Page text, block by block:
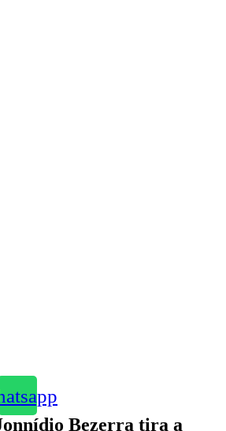
Bezerra tira a